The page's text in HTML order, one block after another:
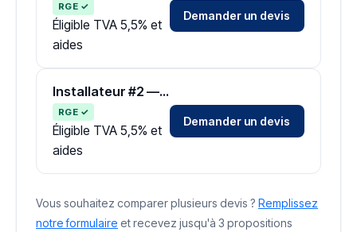
RGE ✓
Éligible TVA 5,5% et
aides
Demander un devis
Installateur #2 — Zone Loire
RGE ✓
Éligible TVA 5,5% et
aides
Demander un devis
Vous souhaitez comparer plusieurs devis ? Remplissez
notre formulaire et recevez jusqu'à 3 propositions